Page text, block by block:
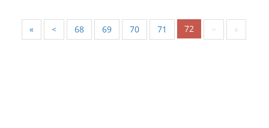
« < 68 69 70 71 72 > »